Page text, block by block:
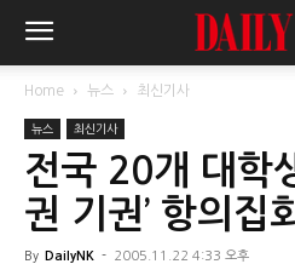
Home 뉴스 최신기사
뉴스 최신기사
전국 20개 대학
권 기권’ 항의집
By DailyNK - 2005.11.22 4:33 오후